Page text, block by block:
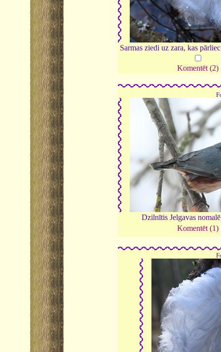
Sarmas ziedi uz zara, kas
Komentēt (2)
Dzilnītis Jelgavas
Komentēt (1)